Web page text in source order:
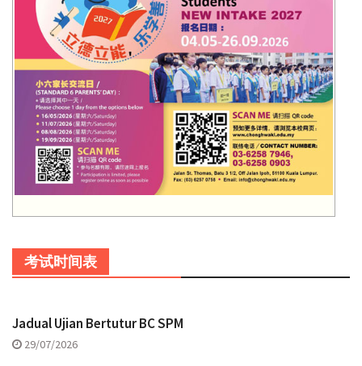
考试时间表
Jadual Ujian Bertutur BC SPM
29/07/2026